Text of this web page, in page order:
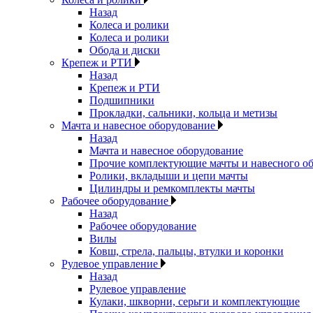
Назад
Колеса и ролики
Колеса и ролики
Обода и диски
Крепеж и РТИ
Назад
Крепеж и РТИ
Подшипники
Прокладки, сальники, кольца и метизы
Мачта и навесное оборудование
Назад
Мачта и навесное оборудование
Прочие комплектующие мачты и навесного
Ролики, вкладыши и цепи мачты
Цилиндры и ремкомплекты мачты
Рабочее оборудование
Назад
Рабочее оборудование
Вилы
Ковш, стрела, пальцы, втулки и коронки
Рулевое управление
Назад
Рулевое управление
Кулаки, шкворни, серьги и комплектующие